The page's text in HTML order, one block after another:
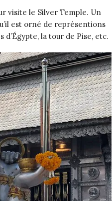
visite le Silver Temple. Un
est orné de représentions
la tour de Pise, etc.